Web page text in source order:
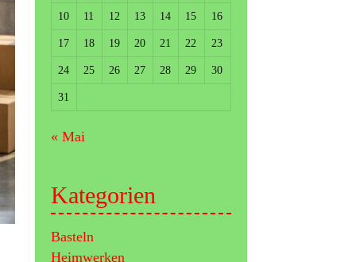
10 11 12 13 14 15 16
17 18 19 20 21 22 23
24 25 26 27 28 29 30
31
« Mai
Kategorien
Basteln
Heimwerken